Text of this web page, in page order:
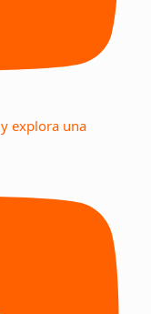
explora una